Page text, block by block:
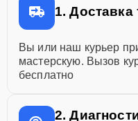
1. Доставка
Вы или наш курьер
мастерскую. Вызов
бесплатно
2.